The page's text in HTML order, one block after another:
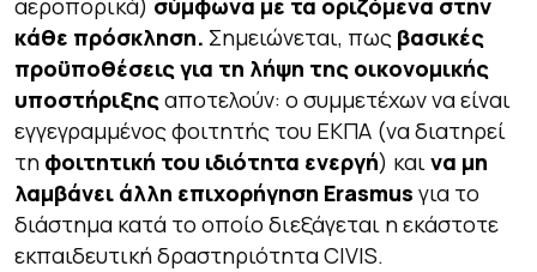
αεροπορικά) σύμφωνα με τα οριζόμενα στην
κάθε πρόσκληση. Σημειώνεται, πως βασικές
προϋποθέσεις για τη λήψη της οικονομικής
υποστήριξης αποτελούν: ο συμμετέχων να είναι
εγγεγραμμένος φοιτητής του ΕΚΠΑ (να διατηρεί
τη φοιτητική του ιδιότητα ενεργή) καινα μη
λαμβάνει άλλη επιχορήγηση Erasmus για το
διάστημα κατά το οποίο διεξάγεται η εκάστοτε
εκπαιδευτική δραστηριότητα CIVIS.